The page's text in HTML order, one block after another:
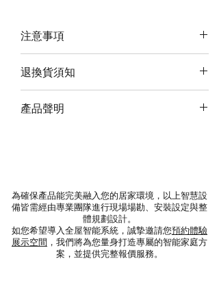
注意事項
定服務費
若需了解更多請預約線上諮詢或現場產
品體驗
退換貨須知
須是全新的狀態且完整包裝（含商品本
您退貨的權益，也將依照損毀程度扣除
為復原所需之整新費用。
退款時間待收到退貨產品後須約5個工
作天，確認商品無誤後，約7-14天完成
產品聲明
亦無國際認證標章。
‧ 水貨或平行輸入之商品所使用伺服器
為阿里雲在中國，我公司貨進口之商品
所使用伺服器為AWS亞馬遜於新加坡及
為確保產品能完美融入您的居家環境，以上智慧設
備皆需經由專業團隊進行現場場勘、安裝設定與整
體規劃設計。
如您希望導入全屋智能系統，誠摯邀請您預約體驗
展示空間 ，我們將為您量身打造專屬的智能家庭方
案，並提供完整報價服務。